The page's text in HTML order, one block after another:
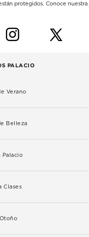
protegidos. Conoce nuestra
i
PALACIO
Verano
Belleza
Palacio
Clases